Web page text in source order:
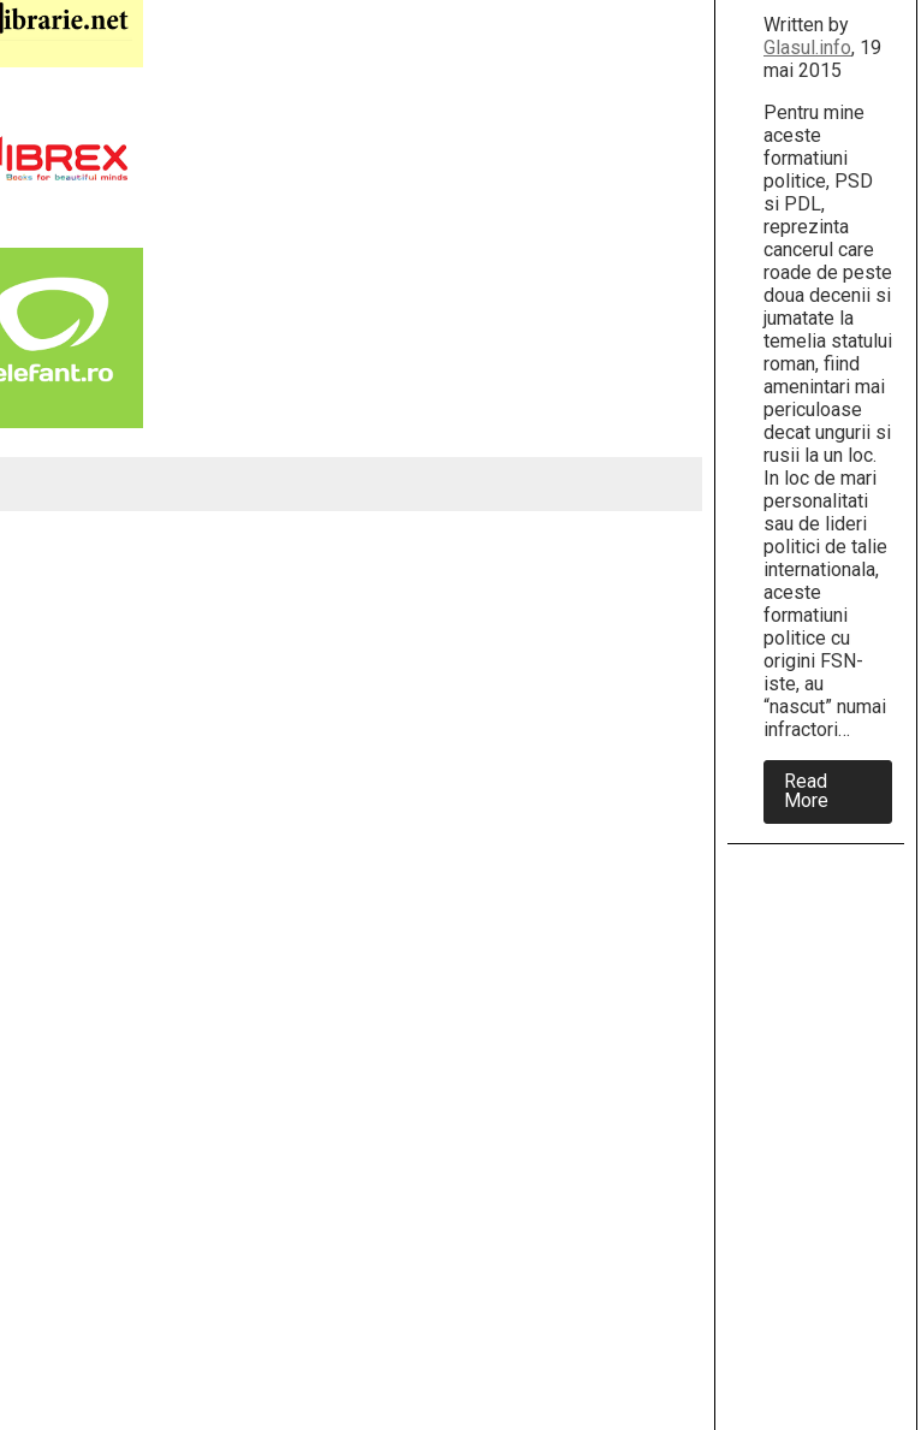
Written by
Glasul.info, 19
mai 2015
Pentru mine
aceste
formatiuni
politice, PSD
si PDL,
reprezinta
cancerul care
roade de peste
doua decenii si
jumatate la
temelia statului
roman, fiind
amenintari mai
periculoase
decat ungurii si
rusii la un loc.
In loc de mari
personalitati
sau de lideri
politici de talie
internationala,
aceste
formatiuni
politice cu
origini FSN-
iste, au
“nascut” numai
infractori…
Read
More
Mafiile
PSD